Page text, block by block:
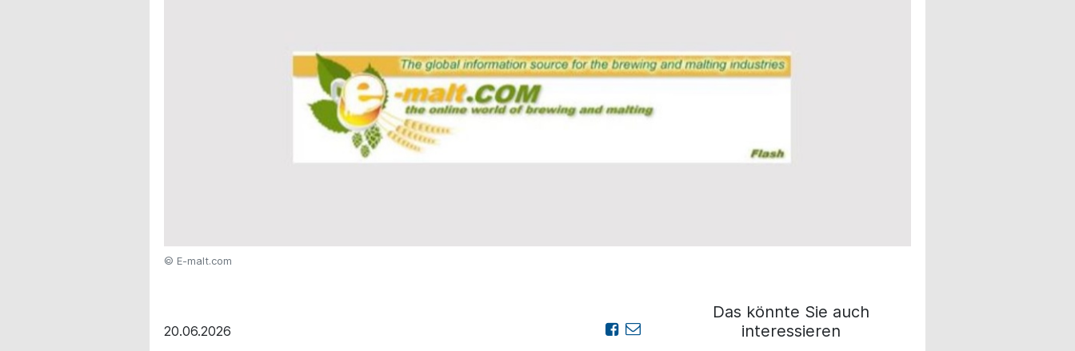
© E-malt.com
20.06.2026
Das könnte Sie auch
interessieren